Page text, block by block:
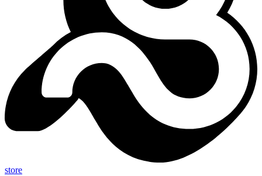
store